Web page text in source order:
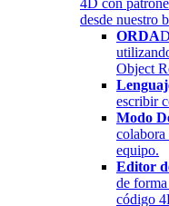
4D con
desde nuestro
ORDA
Object
escribir
Modo
colabora
equipo.
Editor
de
código